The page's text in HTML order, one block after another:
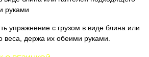
руками
упражнение с грузом в виде блина или
веса, держа их обеими руками.